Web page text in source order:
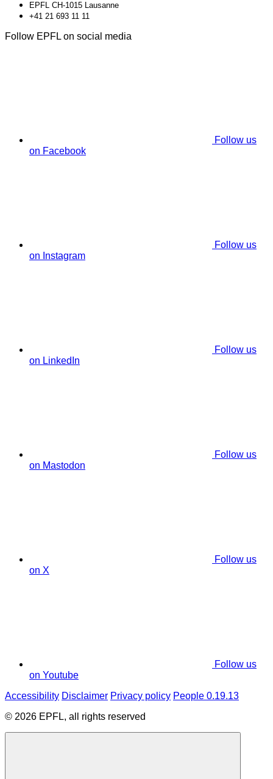
EPFL CH-1015 Lausanne
+41 21 693 11 11
Follow EPFL on social media
Follow us
on Facebook
Follow us
on Instagram
Follow us
on LinkedIn
Follow us
on Mastodon
Follow us
on X
Follow us
on Youtube
Accessibility Disclaimer Privacy policy People 0.19.13
© 2026 EPFL, all rights reserved